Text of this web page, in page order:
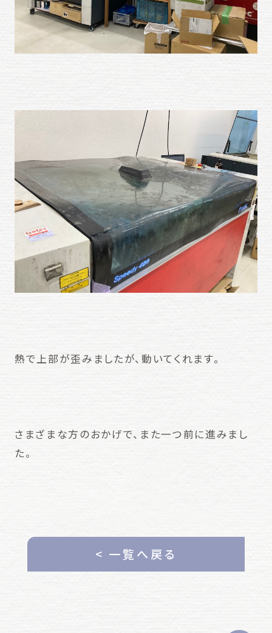
熱で上部が歪みましたが、動いてくれます。
さまざまな方のおかげで、また一つ前に進みまし
た。
< 一覧へ戻る